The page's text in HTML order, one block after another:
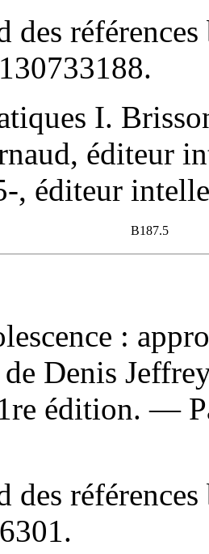
des
.
I.
éditeur
, éditeur
B187.5
:
Denis
édition. —
des
.